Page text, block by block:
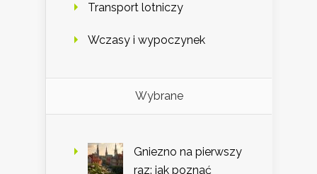
Transport lotniczy
Wczasy i wypoczynek
Wybrane
Gniezno na pierwszy
raz: jak poznać